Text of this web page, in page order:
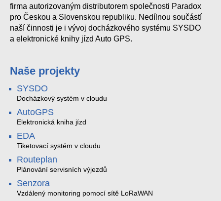
firma autorizovaným distributorem společnosti Paradox
pro Českou a Slovenskou republiku. Nedílnou součástí
naší činnosti je i vývoj docházkového systému SYSDO
a elektronické knihy jízd Auto GPS.
Naše projekty
SYSDO
Docházkový systém v cloudu
AutoGPS
Elektronická kniha jízd
EDA
Tiketovací systém v cloudu
Routeplan
Plánování servisních výjezdů
Senzora
Vzdálený monitoring pomocí sítě LoRaWAN